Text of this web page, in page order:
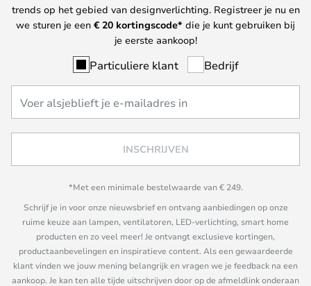
trends op het gebied van designverlichting. Registreer je nu en
we sturen je een € 20 kortingscode* die je kunt gebruiken bij
je eerste aankoop!
Particuliere klant Bedrijf
INSCHRIJVEN
*Met een minimale bestelwaarde van € 249.
Schrijf je in voor onze nieuwsbrief en ontvang aanbiedingen op onze
ruime keuze aan lampen, ventilatoren, LED-verlichting, smart home
producten en zo veel meer! Je ontvangt exclusieve kortingen,
productaanbevelingen en inspiratieve content. Als een gewaardeerde
klant vinden we jouw mening belangrijk en vragen we je feedback na een
aankoop. Je kan ten alle tijde uitschrijven door op de afmeldlink onderaan